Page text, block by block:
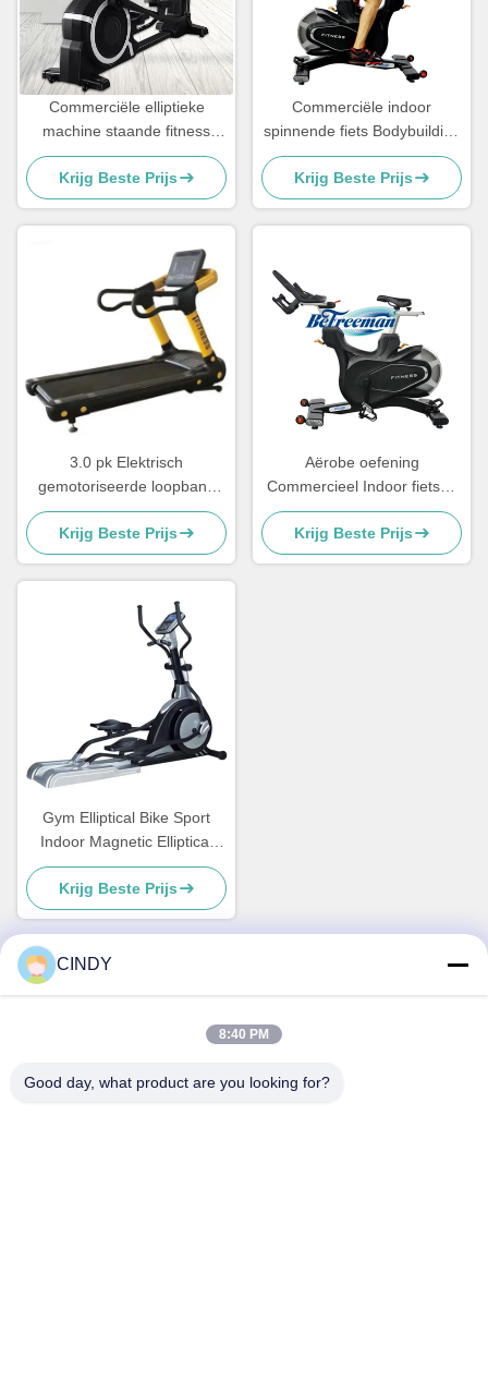
Commerciële elliptieke
machine staande fitness
elliptieke trainer machine
Krijg Beste Prijs
Commerciële indoor
spinnende fiets Bodybuilding
Oefening Fitness apparatuur
Krijg Beste Prijs
3.0 pk Elektrisch
gemotoriseerde loopband
trainingsapparatuur
commercieel 0,5-20 km/h
Krijg Beste Prijs
Aërobe oefening
Commercieel Indoor fietsen
Spinning Bike Magnetische
weerstand
Krijg Beste Prijs
Gym Elliptical Bike Sport
Indoor Magnetic Elliptical
Cross Trainer
Krijg Beste Prijs
Gebouw 10, Shuntai Plaza, Shunhua North Road, Jinan City,
CINDY
8:40 PM
Good day, what product are you looking for?